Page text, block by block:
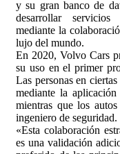
y su gran banco de
desarrollar
mediante la
lujo del mundo.
En 2020, Volvo Cars
su uso en el primer
Las personas en
mediante la
mientras que los
ingeniero de seguridad.
«Esta colaboración
es una validación